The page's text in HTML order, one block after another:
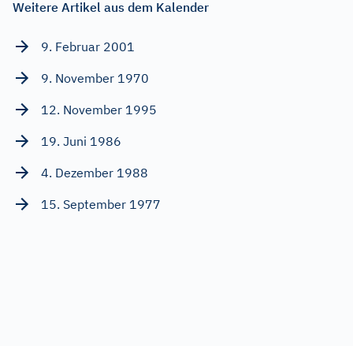
Weitere Artikel aus dem Kalender
9. Februar 2001
9. November 1970
12. November 1995
19. Juni 1986
4. Dezember 1988
15. September 1977